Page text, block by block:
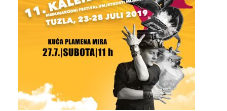
Galerija 2022
Galerija 2023
Galerija 2024
Galerija 2025